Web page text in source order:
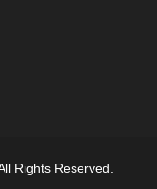
Rights Reserved.